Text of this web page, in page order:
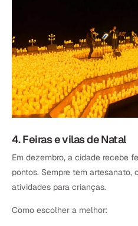
4. Feiras e vilas de Natal
Em dezembro, a cidade recebe
pontos. Sempre tem artesanato,
atividades para crianças.
Como escolher a melhor: